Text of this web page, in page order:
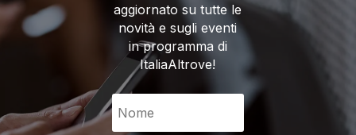
aggiornato su tutte le
novità e sugli eventi
in programma di
ItaliaAltrove!